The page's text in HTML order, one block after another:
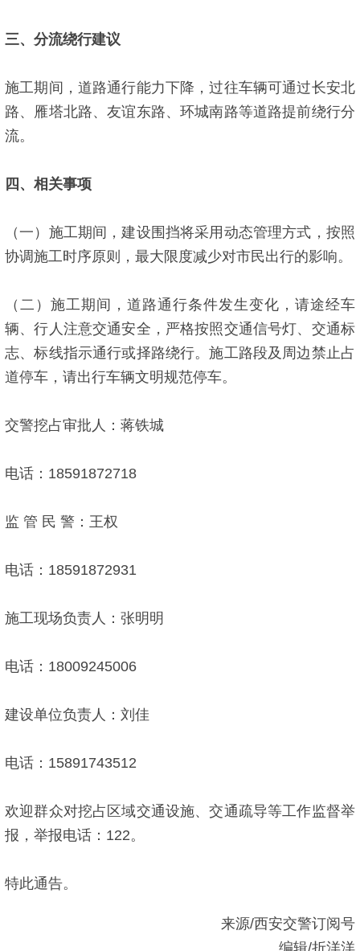
三、分流绕行建议
施工期间，道路通行能力下降，过往车辆可通过长安北
路、雁塔北路、友谊东路、环城南路等道路提前绕行分
流。
四、相关事项
（一）施工期间，建设围挡将采用动态管理方式，按照
协调施工时序原则，最大限度减少对市民出行的影响。
（二）施工期间，道路通行条件发生变化，请途经车
辆、行人注意交通安全，严格按照交通信号灯、交通标
志、标线指示通行或择路绕行。施工路段及周边禁止占
道停车，请出行车辆文明规范停车。
交警挖占审批人：蒋铁城
电话：18591872718
监 管 民 警：王权
电话：18591872931
施工现场负责人：张明明
电话：18009245006
建设单位负责人：刘佳
电话：15891743512
欢迎群众对挖占区域交通设施、交通疏导等工作监督举
报，举报电话：122。
特此通告。
来源/西安交警订阅号
编辑/折洋洋